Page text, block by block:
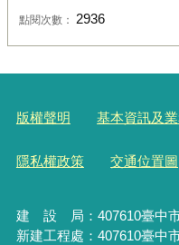
點閱次數： 2936
版權聲明 基本資訊及
隱私權政策 交通位置圖
建 設 局： 407610臺中
新建工程處：407610臺中